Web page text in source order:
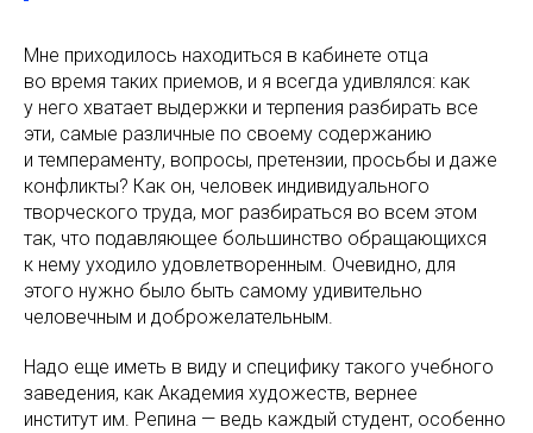
Мне приходилось находиться в кабинете отца
во время таких приемов, и я всегда удивлялся: как
у него хватает выдержки и терпения разбирать все
эти, самые различные по своему содержанию
и темпераменту, вопросы, претензии, просьбы и даже
конфликты? Как он, человек индивидуального
творческого труда, мог разбираться во всем этом
так, что подавляющее большинство обращающихся
к нему уходило удовлетворенным. Очевидно, для
этого нужно было быть самому удивительно
человечным и доброжелательным.
Надо еще иметь в виду и специфику такого учебного
заведения, как Академия художеств, вернее
институт им. Репина — ведь каждый студент, особенно